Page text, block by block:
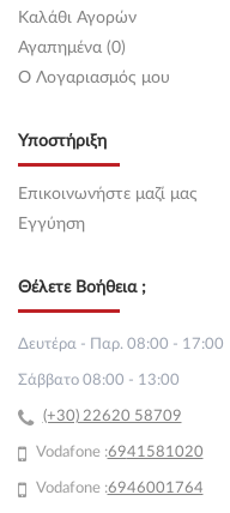
Καλάθι Αγορών
Αγαπημένα (0)
O Λογαριασμός μου
Υποστήριξη
Επικοινωνήστε μαζί μας
Εγγύηση
Θέλετε Βοήθεια ;
Δευτέρα - Παρ. 08:00 - 17:00
Σάββατο 08:00 - 13:00
(+30) 22620 58709
Vodafone :6941581020
Vodafone :6946001764